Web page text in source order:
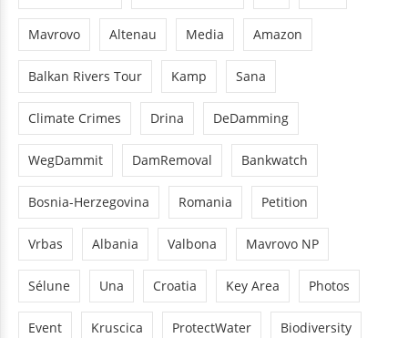
Mavrovo Altenau Media Amazon
Balkan Rivers Tour Kamp Sana
Climate Crimes Drina DeDamming
WegDammit DamRemoval Bankwatch
Bosnia-Herzegovina Romania Petition
Vrbas Albania Valbona Mavrovo NP
Sélune Una Croatia Key Area Photos
Event Kruscica ProtectWater Biodiversity